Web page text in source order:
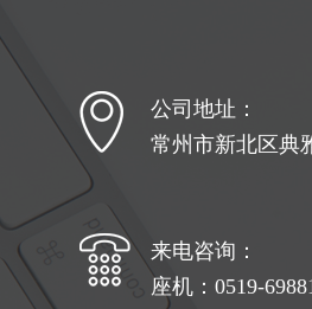
公司地址：
常州市新北区典
来电咨询：
座机：0519-